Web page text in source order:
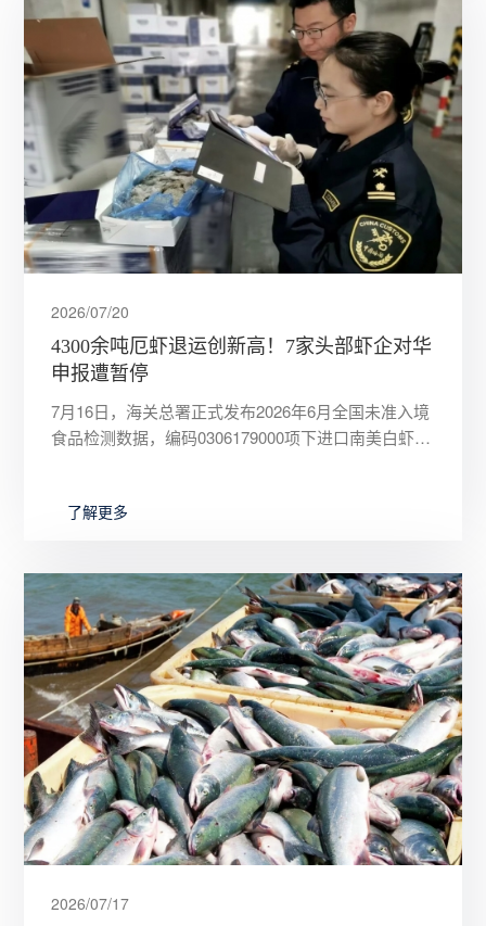
2026/07/20
4300余吨厄虾退运创新高！7家头部虾企对华
申报遭暂停
7月16日，海关总署正式发布2026年6月全国未准入境
食品检测数据，编码0306179000项下进口南美白虾合
了解更多
2026/07/17